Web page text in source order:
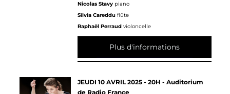
Nicolas Stavy piano
Silvia Caredduflûte
Raphaël Perraudvioloncelle
Plus d'informations
JEUDI 10 AVRIL 2025 - 20H - Auditorium
de Radio France